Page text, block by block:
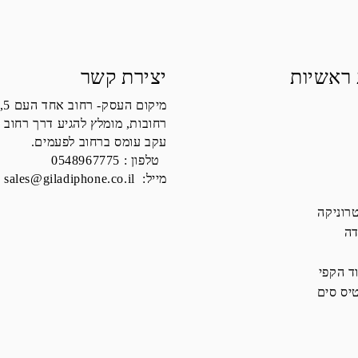
ראשיות
הקפי
סים
יצירת קשר
מיקום העסק- רחוב אחד העם 5,
רחובות, מומלץ להגיע דרך רחוב
עקב עומס ברחוב לפעמים.
טלפון : 0548967775
מייל:
sales@giladiphone.co.il